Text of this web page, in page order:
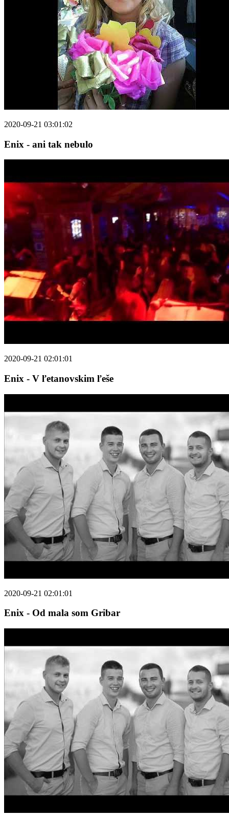
2020-09-21 03:01:02
Enix - ani tak nebulo
2020-09-21 02:01:01
Enix - V ľetanovskim ľeše
2020-09-21 02:01:01
Enix - Od mala som Gribar